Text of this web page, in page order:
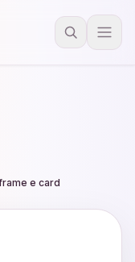
e card